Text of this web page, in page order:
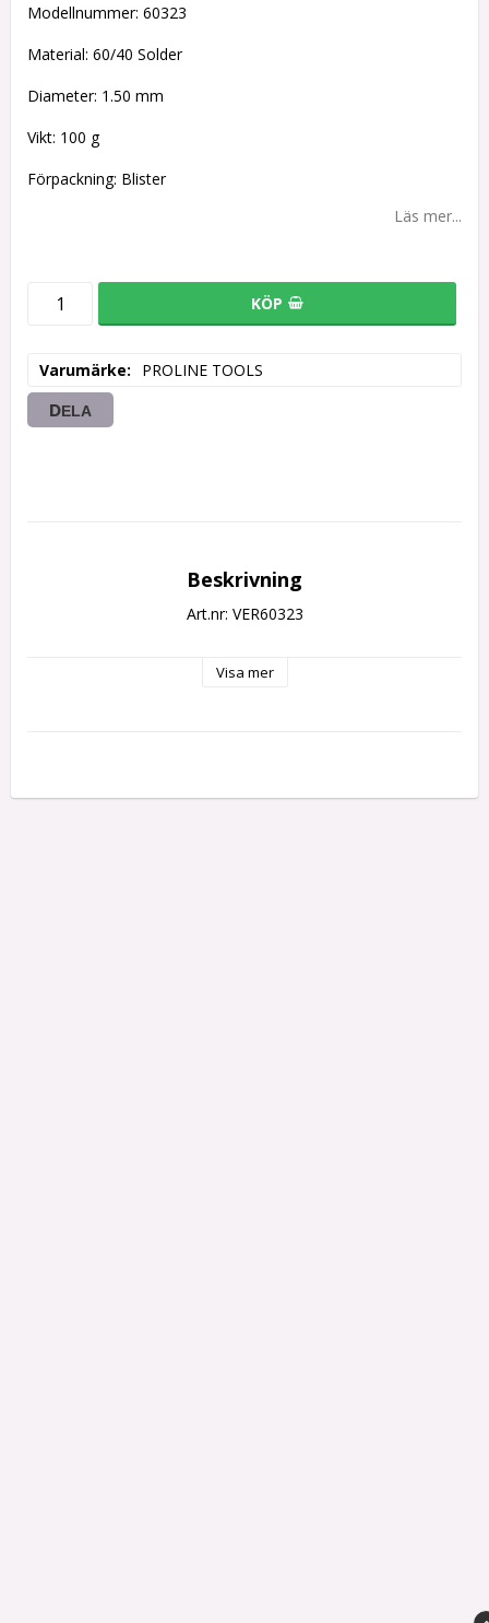
Modellnummer: 60323
Material: 60/40 Solder
Diameter: 1.50 mm
Vikt: 100 g
Förpackning: Blister
Läs mer...
KÖP
Varumärke PROLINE TOOLS
DELA
Beskrivning
Art.nr: VER60323
Visa mer